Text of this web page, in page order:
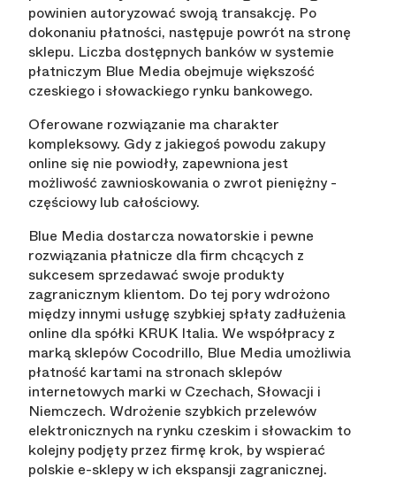
powinien autoryzować swoją transakcję. Po
dokonaniu płatności, następuje powrót na stronę
sklepu. Liczba dostępnych banków w systemie
płatniczym Blue Media obejmuje większość
czeskiego i słowackiego rynku bankowego.
Oferowane rozwiązanie ma charakter
kompleksowy. Gdy z jakiegoś powodu zakupy
online się nie powiodły, zapewniona jest
możliwość zawnioskowania o zwrot pieniężny -
częściowy lub całościowy.
Blue Media dostarcza nowatorskie i pewne
rozwiązania płatnicze dla firm chcących z
sukcesem sprzedawać swoje produkty
zagranicznym klientom. Do tej pory wdrożono
między innymi usługę szybkiej spłaty zadłużenia
online dla spółki KRUK Italia. We współpracy z
marką sklepów Cocodrillo, Blue Media umożliwia
płatność kartami na stronach sklepów
internetowych marki w Czechach, Słowacji i
Niemczech. Wdrożenie szybkich przelewów
elektronicznych na rynku czeskim i słowackim to
kolejny podjęty przez firmę krok, by wspierać
polskie e-sklepy w ich ekspansji zagranicznej.